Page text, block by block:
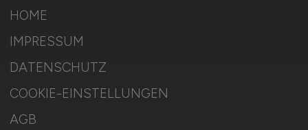
HOME
IMPRESSUM
DATENSCHUTZ
COOKIE-EINSTELLUNGEN
AGB